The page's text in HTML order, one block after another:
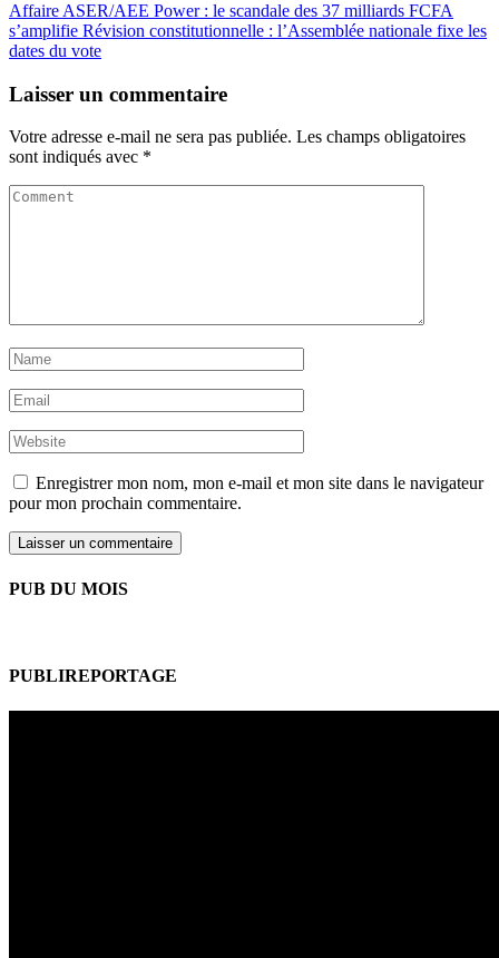
Affaire ASER/AEE Power : le scandale des 37 milliards FCFA
s’amplifie Révision constitutionnelle : l’Assemblée nationale fixe les
dates du vote
Laisser un commentaire
Votre adresse e-mail ne sera pas publiée. Les champs obligatoires
sont indiqués avec *
Enregistrer mon nom, mon e-mail et mon site dans le navigateur
pour mon prochain commentaire.
PUB DU MOIS
PUBLIREPORTAGE